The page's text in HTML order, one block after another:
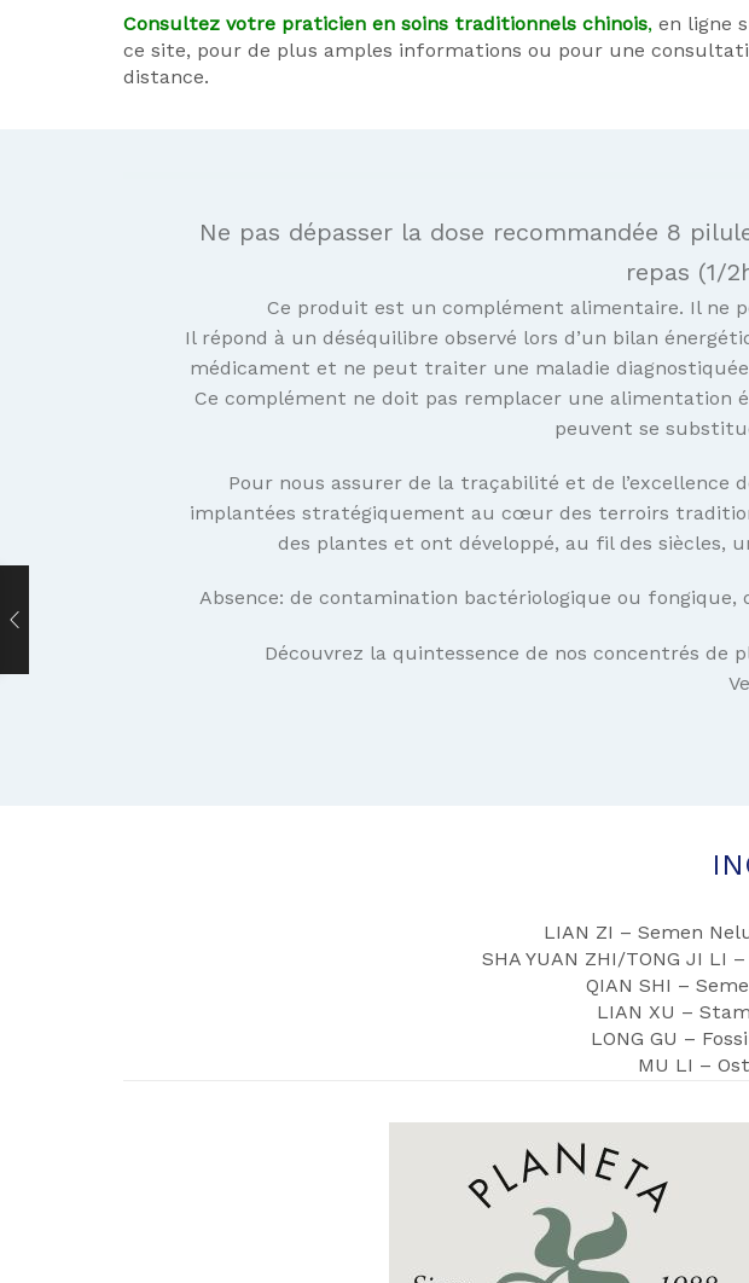
Consultez votre praticien en soins traditionnels chinois, en ligne
ce site, pour de plus amples informations ou pour une
distance.
Ne pas dépasser la dose recommandée 8
repas (1/
Ce produit est un complément alimentaire. Il ne
Il répond à un déséquilibre observé lors d’un bilan
médicament et ne peut traiter une maladie
Ce complément ne doit pas remplacer une alimentation
peuvent se
Pour nous assurer de la traçabilité et de l’excellence
implantées stratégiquement au cœur des terroirs
des plantes et ont développé, au fil des siècles,
Absence: de contamination bactériologique ou
Découvrez la quintessence de nos concentrés de
LIAN ZI – Semen
SHA YUAN ZHI/TONG JI LI
QIAN SHI –
LIAN XU –
LONG GU –
MU LI –